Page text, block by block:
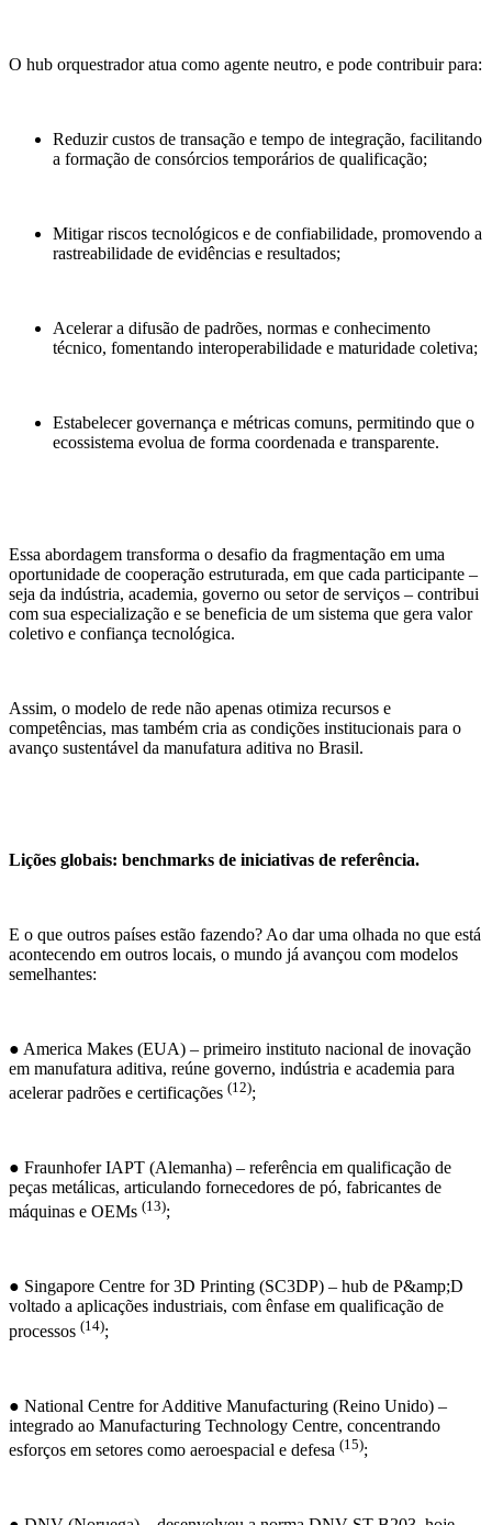
O hub orquestrador atua como agente neutro, e pode contribuir para:
Reduzir custos de transação e tempo de integração, facilitando
a formação de consórcios temporários de qualificação;
Mitigar riscos tecnológicos e de confiabilidade, promovendo a
rastreabilidade de evidências e resultados;
Acelerar a difusão de padrões, normas e conhecimento
técnico, fomentando interoperabilidade e maturidade coletiva;
Estabelecer governança e métricas comuns, permitindo que o
ecossistema evolua de forma coordenada e transparente.
Essa abordagem transforma o desafio da fragmentação em uma
oportunidade de cooperação estruturada, em que cada participante –
seja da indústria, academia, governo ou setor de serviços – contribui
com sua especialização e se beneficia de um sistema que gera valor
coletivo e confiança tecnológica.
Assim, o modelo de rede não apenas otimiza recursos e
competências, mas também cria as condições institucionais para o
avanço sustentável da manufatura aditiva no Brasil.
Lições globais: benchmarks de iniciativas de referência.
E o que outros países estão fazendo? Ao dar uma olhada no que está
acontecendo em outros locais, o mundo já avançou com modelos
semelhantes:
● America Makes (EUA) – primeiro instituto nacional de inovação
em manufatura aditiva, reúne governo, indústria e academia para
acelerar padrões e certificações (12);
● Fraunhofer IAPT (Alemanha) – referência em qualificação de
peças metálicas, articulando fornecedores de pó, fabricantes de
máquinas e OEMs (13);
● Singapore Centre for 3D Printing (SC3DP) – hub de P&amp;D
voltado a aplicações industriais, com ênfase em qualificação de
processos (14);
● National Centre for Additive Manufacturing (Reino Unido) –
integrado ao Manufacturing Technology Centre, concentrando
esforços em setores como aeroespacial e defesa (15);